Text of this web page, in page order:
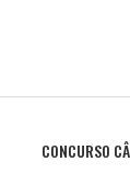
CONCURSO